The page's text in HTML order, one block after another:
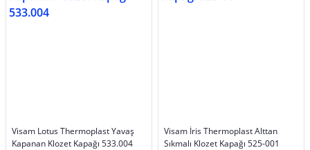
Visam Lotus Thermoplast Yavaş
Kapanan Klozet Kapağı 533.004
Visam İris Thermoplast Alttan
Sıkmalı Klozet Kapağı 525-001